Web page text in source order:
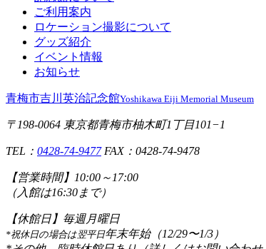
ご利用案内
ロケーション撮影について
グッズ紹介
イベント情報
お知らせ
青梅市吉川英治記念館Yoshikawa Eiji Memorial Museum
〒198-0064 東京都青梅市柚木町1丁目101−1
TEL： 0428-74-9477FAX：0428-74-9478
【営業時間】 10:00～17:00
（入館は16:30まで）
【休館日】 毎週月曜日
*祝休日の場合は翌平日年末年始（12/29〜1/3）